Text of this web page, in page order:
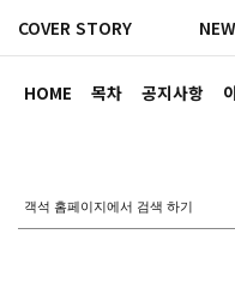
HOME 목차 공지사항
COVER STORY